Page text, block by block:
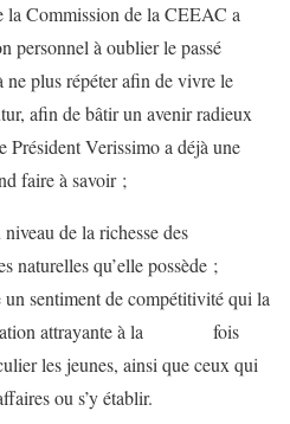
la Commission de la CEEAC a
personnel à oublier le passé
ne plus répéter afin de vivre le
afin de bâtir un avenir radieux
Président Verissimo a déjà une
faire à savoir ;
de la richesse des
naturelles qu’elle possède ;
sentiment de compétitivité qui la
attrayante à la fois
les jeunes, ainsi que ceux qui
ou s’y établir.